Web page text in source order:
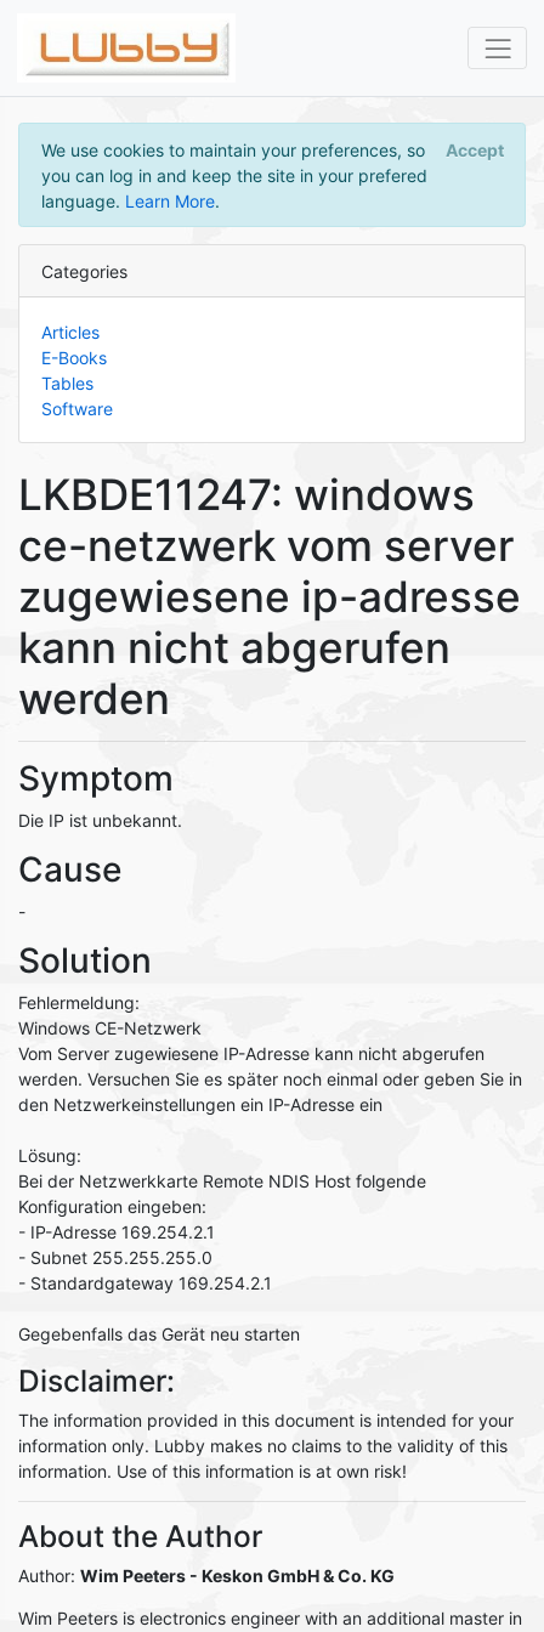
We use cookies to maintain your preferences, so
you can log in and keep the site in your prefered
language. Learn More.
Accept
Categories
Articles
E-Books
Tables
Software
LKBDE11247: windows
ce-netzwerk vom server
zugewiesene ip-adresse
kann nicht abgerufen
werden
Symptom
Die IP ist unbekannt.
Cause
-
Solution
Fehlermeldung:
Windows CE-Netzwerk
Vom Server zugewiesene IP-Adresse kann nicht abgerufen
werden. Versuchen Sie es später noch einmal oder geben Sie in
den Netzwerkeinstellungen ein IP-Adresse ein
Lösung:
Bei der Netzwerkkarte Remote NDIS Host folgende
Konfiguration eingeben:
- IP-Adresse 169.254.2.1
- Subnet 255.255.255.0
- Standardgateway 169.254.2.1
Gegebenfalls das Gerät neu starten
Disclaimer:
The information provided in this document is intended for your
information only. Lubby makes no claims to the validity of this
information. Use of this information is at own risk!
About the Author
Author: Wim Peeters - Keskon GmbH & Co. KG
Wim Peeters is electronics engineer with an additional master in